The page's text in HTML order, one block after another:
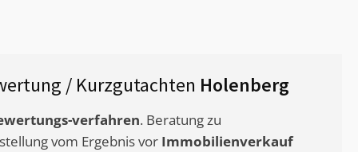
/ Kurzgutachten Holenberg
verfahren. Beratung zu
vom Ergebnis vor Immobilienverkauf